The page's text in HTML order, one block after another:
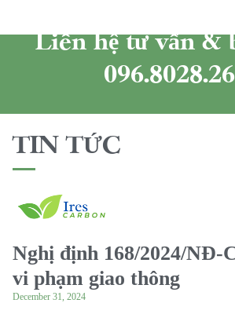
Liên hệ tư vấn &
TIN TỨC
Nghị định 168/2024/NĐ-
vi phạm giao thông
December 31, 2024